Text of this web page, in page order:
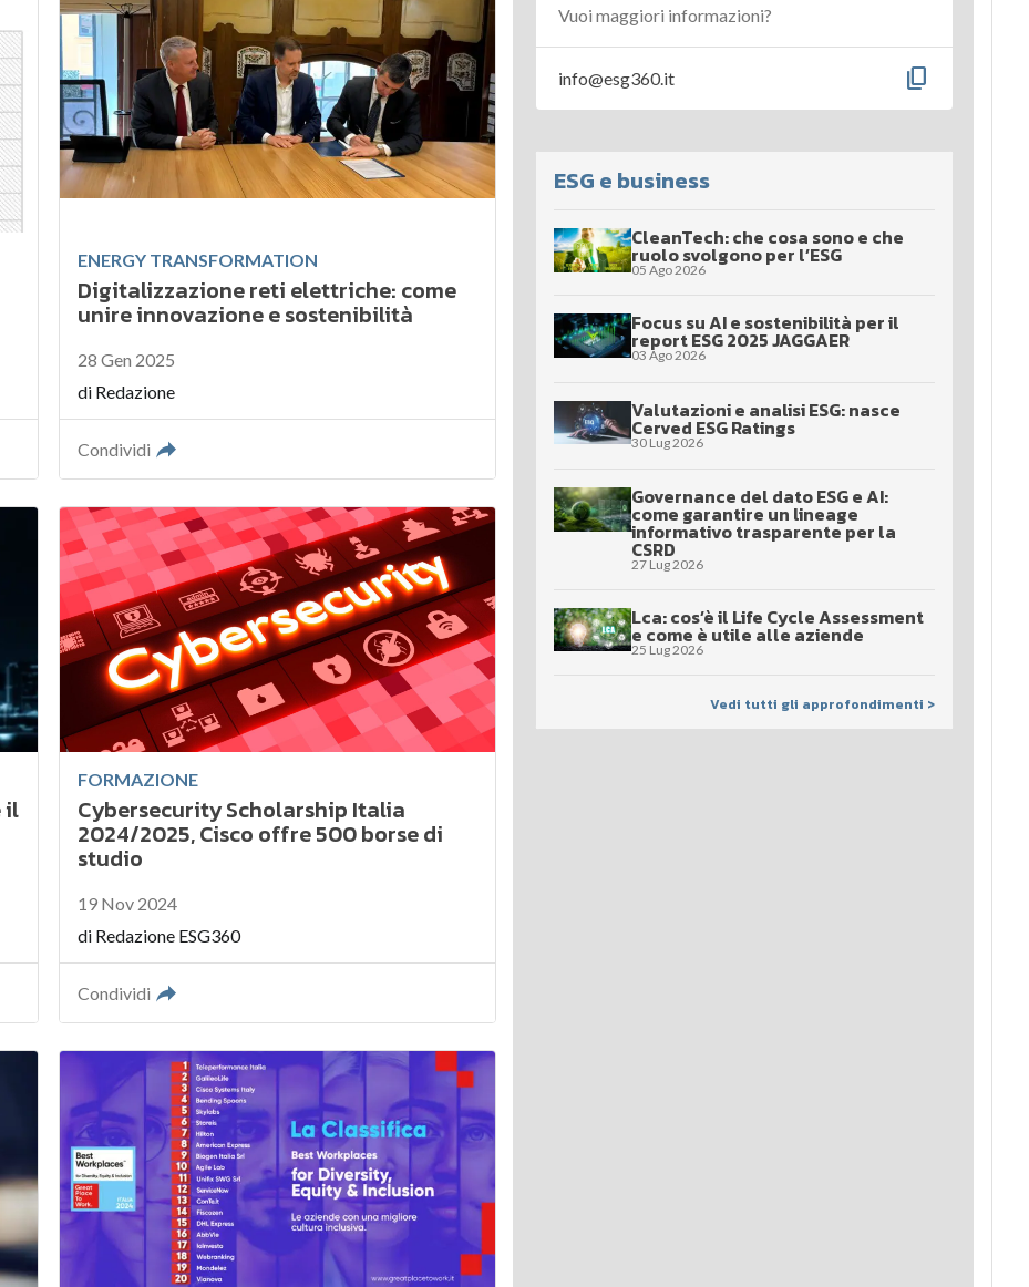
ENERGY TRANSFORMATION
Digitalizzazione reti elettriche: come
unire innovazione e sostenibilità
28 Gen 2025
di Redazione
Condividi
il
FORMAZIONE
Cybersecurity Scholarship Italia
2024/2025, Cisco offre 500 borse di
studio
19 Nov 2024
di Redazione ESG360
Condividi
Vuoi maggiori informazioni?
info@esg360.it content_copy
ESG e business
CleanTech: che cosa sono e che
ruolo svolgono per l’ESG
05 Ago 2026
Focus su AI e sostenibilità per il
report ESG 2025 JAGGAER
03 Ago 2026
Valutazioni e analisi ESG: nasce
Cerved ESG Ratings
30 Lug 2026
Governance del dato ESG e AI:
come garantire un lineage
informativo trasparente per la
CSRD
27 Lug 2026
Lca: cos’è il Life Cycle Assessment
e come è utile alle aziende
25 Lug 2026
Vedi tutti gli approfondimenti >